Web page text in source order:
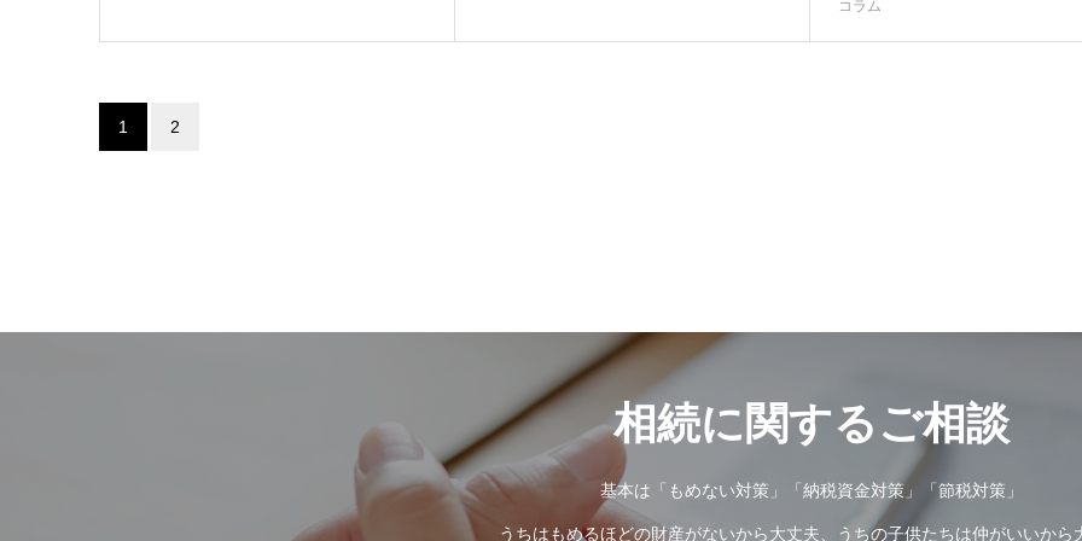
コラム
1 2
相続に関するご相談
基本は「もめない対策」「納税資金対策」「節税対策」
うちはもめるほどの財産がないから大丈夫、うちの子供たちは仲がいいから